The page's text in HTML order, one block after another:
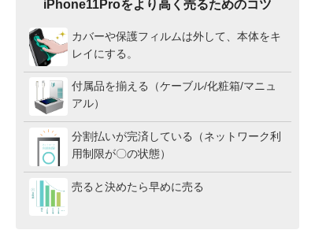
iPhone11Proをより高く売るためのコツ
カバーや保護フィルムは外して、本体をキ
レイにする。
付属品を揃える（ケーブル/化粧箱/マニュ
アル）
分割払いが完済している（ネットワーク利
用制限が〇の状態）
売ると決めたら早めに売る